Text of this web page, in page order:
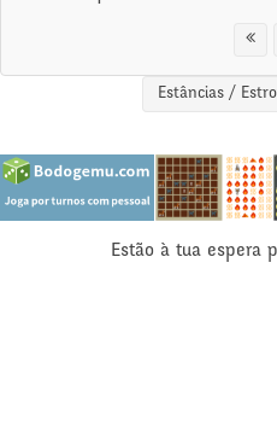
Estâncias /
Estão à tua espera